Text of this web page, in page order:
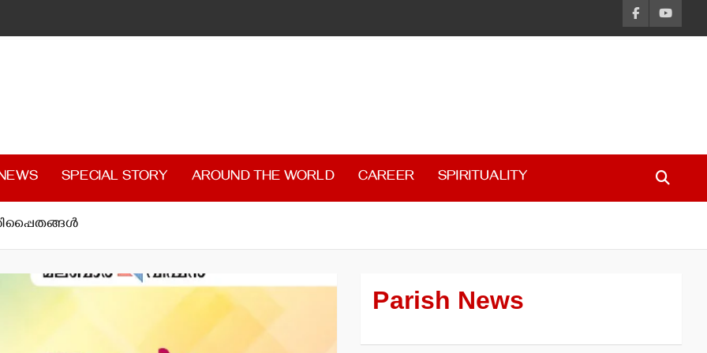
SPECIAL STORY AROUND THE WORLD CAREER SPIRITUALITY
Parish News